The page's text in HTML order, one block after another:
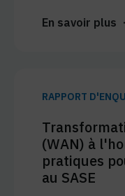
En savoir plus
RAPPORT
(WAN) à
pratiques
au SASE